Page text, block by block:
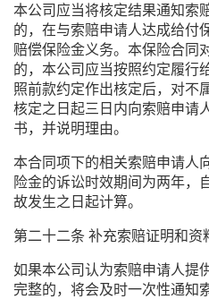
本公司应当将核定结果通知索
的，在与索赔申请人达成给付
赔偿保险金义务。本保险合同
的，本公司应当按照约定履行
照前款约定作出核定后，对不
核定之日起三日内向索赔申请
书，并说明理由。
本合同项下的相关索赔申请人
险金的诉讼时效期间为两年，
故发生之日起计算。
第二十二条 补充索赔证明和资
如果本公司认为索赔申请人提
完整的，将会及时一次性通知